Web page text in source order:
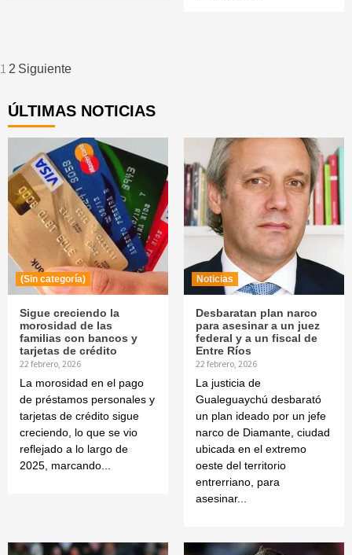
Navegación
de
entradas
1 2 Siguiente
ÚLTIMAS NOTICIAS
(Sin categoría)
Sigue creciendo la
morosidad de las
familias con bancos y
tarjetas de crédito
22 febrero, 2026
La morosidad en el pago
de préstamos personales y
tarjetas de crédito sigue
creciendo, lo que se vio
reflejado a lo largo de
2025, marcando...
Noticias
Desbaratan plan narco
para asesinar a un juez
federal y a un fiscal de
Entre Ríos
22 febrero, 2026
La justicia de
Gualeguaychú desbarató
un plan ideado por un jefe
narco de Diamante, ciudad
ubicada en el extremo
oeste del territorio
entrerriano, para
asesinar...